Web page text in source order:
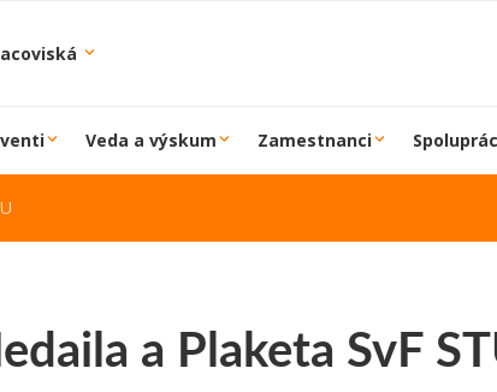
Veda a výskum Zamestnanci
a Plaketa SvF